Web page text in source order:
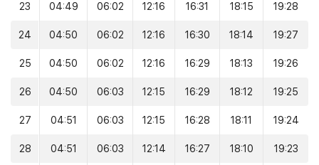
23 04:49 06:02 12:16 16:31 18:15 19:28
24 04:50 06:02 12:16 16:30 18:14 19:27
25 04:50 06:02 12:16 16:29 18:13 19:26
26 04:50 06:03 12:15 16:29 18:12 19:25
27 04:51 06:03 12:15 16:28 18:11 19:24
28 04:51 06:03 12:14 16:27 18:10 19:23